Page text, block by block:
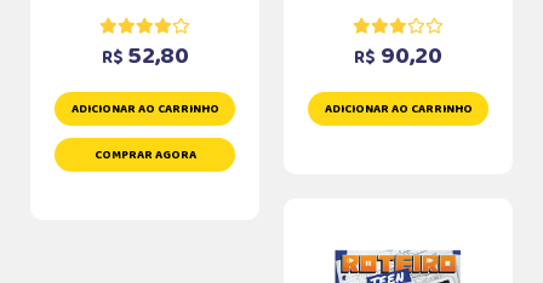
R$ 52,80
ADICIONAR AO CARRINHO
COMPRAR AGORA
R$ 90,20
ADICIONAR AO CARRINHO